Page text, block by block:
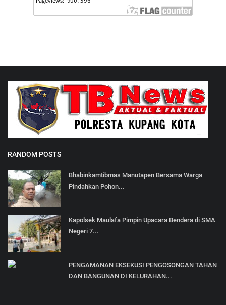
RANDOM POSTS
Bhabinkamtibmas Manutapen Bersama Warga
Pindahkan Pohon...
Kapolsek Maulafa Pimpin Upacara Bendera di SMA
Negeri 7...
PENGAMANAN EKSEKUSI PENGOSONGAN TAHAN
DAN BANGUNAN DI KELURAHAN...